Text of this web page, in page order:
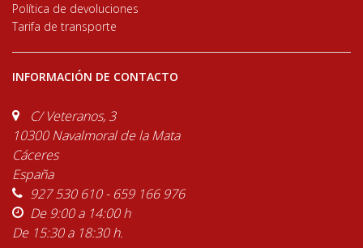
Política de devoluciones
Tarifa de transporte
INFORMACIÓN DE CONTACTO
C/ Veteranos, 3
10300 Navalmoral de la Mata
Cáceres
España
927 530 610 - 659 166 976
De 9:00 a 14:00 h
De 15:30 a 18:30 h.